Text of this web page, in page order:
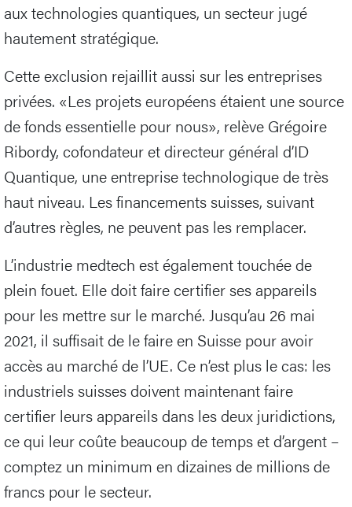
aux technologies quantiques, un secteur jugé
hautement stratégique.
Cette exclusion rejaillit aussi sur les entreprises
privées. «Les projets européens étaient une source
de fonds essentielle pour nous», relève Grégoire
Ribordy, cofondateur et directeur général d’ID
Quantique, une entreprise technologique de très
haut niveau. Les financements suisses, suivant
d’autres règles, ne peuvent pas les remplacer.
L’industrie medtech est également touchée de
plein fouet. Elle doit faire certifier ses appareils
pour les mettre sur le marché. Jusqu’au 26 mai
2021, il suffisait de le faire en Suisse pour avoir
accès au marché de l’UE. Ce n’est plus le cas: les
industriels suisses doivent maintenant faire
certifier leurs appareils dans les deux juridictions,
ce qui leur coûte beaucoup de temps et d’argent –
comptez un minimum en dizaines de millions de
francs pour le secteur.